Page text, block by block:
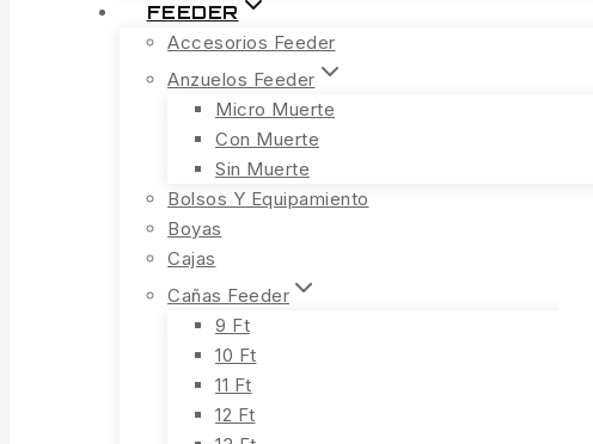
FEEDER
Accesorios Feeder
Anzuelos Feeder
Micro Muerte
Con Muerte
Sin Muerte
Bolsos Y Equipamiento
Boyas
Cajas
Cañas Feeder
9 Ft
10 Ft
11 Ft
12 Ft